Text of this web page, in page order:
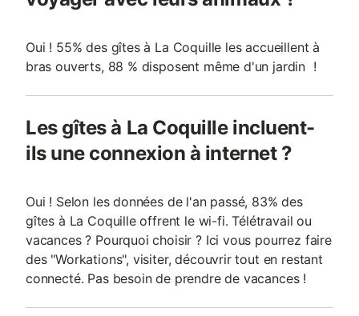
Oui ! 55% des gîtes à La Coquille les accueillent à
bras ouverts, 88 % disposent même d'un jardin !
Les gîtes à La Coquille incluent-
ils une connexion à internet ?
Oui ! Selon les données de l'an passé, 83% des
gîtes à La Coquille offrent le wi-fi. Télétravail ou
vacances ? Pourquoi choisir ? Ici vous pourrez faire
des "Workations", visiter, découvrir tout en restant
connecté. Pas besoin de prendre de vacances !